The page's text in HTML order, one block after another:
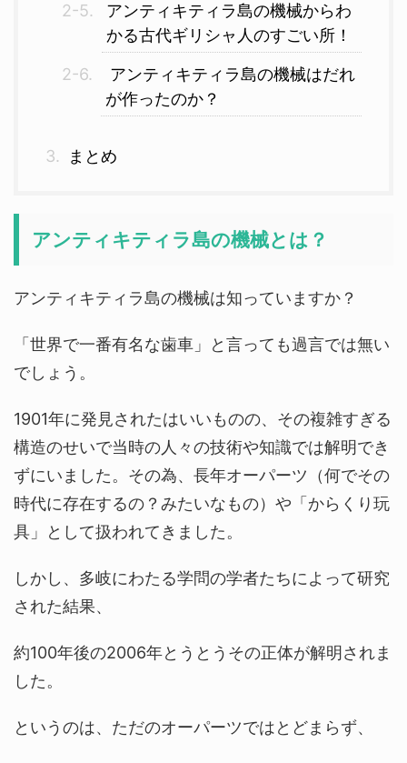
アンティキティラ島の機械からわ
かる古代ギリシャ人のすごい所！
アンティキティラ島の機械はだれ
が作ったのか？
まとめ
アンティキティラ島の機械とは？
アンティキティラ島の機械は知っていますか？
「世界で一番有名な歯車」と言っても過言では無い
でしょう。
1901年に発見されたはいいものの、その複雑すぎる
構造のせいで当時の人々の技術や知識では解明でき
ずにいました。その為、長年オーパーツ（何でその
時代に存在するの？みたいなもの）や「からくり玩
具」として扱われてきました。
しかし、多岐にわたる学問の学者たちによって研究
された結果、
約100年後の2006年とうとうその正体が解明されま
した。
というのは、ただのオーパーツではとどまらず、